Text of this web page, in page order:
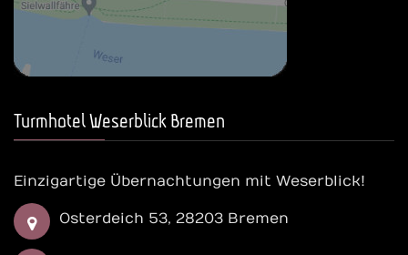
Turmhotel Weserblick Bremen
Einzigartige Übernachtungen mit Weserblick!
Osterdeich 53, 28203 Bremen